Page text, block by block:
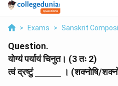
> Exams > Sanskrit
Question.
योग्यं पर्यायं चिनुत। (3 तः 2)
त्वं द्रष्टुं
u
। (शक्नोषि/